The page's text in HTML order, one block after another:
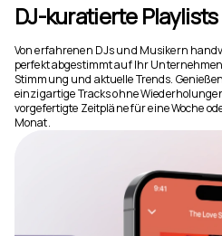
DJ-kuratierte Playlists
Von erfahrenen DJs und Musikern
perfekt abgestimmt auf Ihr
Stimmung und aktuelle Trends.
einzigartige Tracks ohne
vorgefertigte Zeitpläne für eine Woche
Monat.